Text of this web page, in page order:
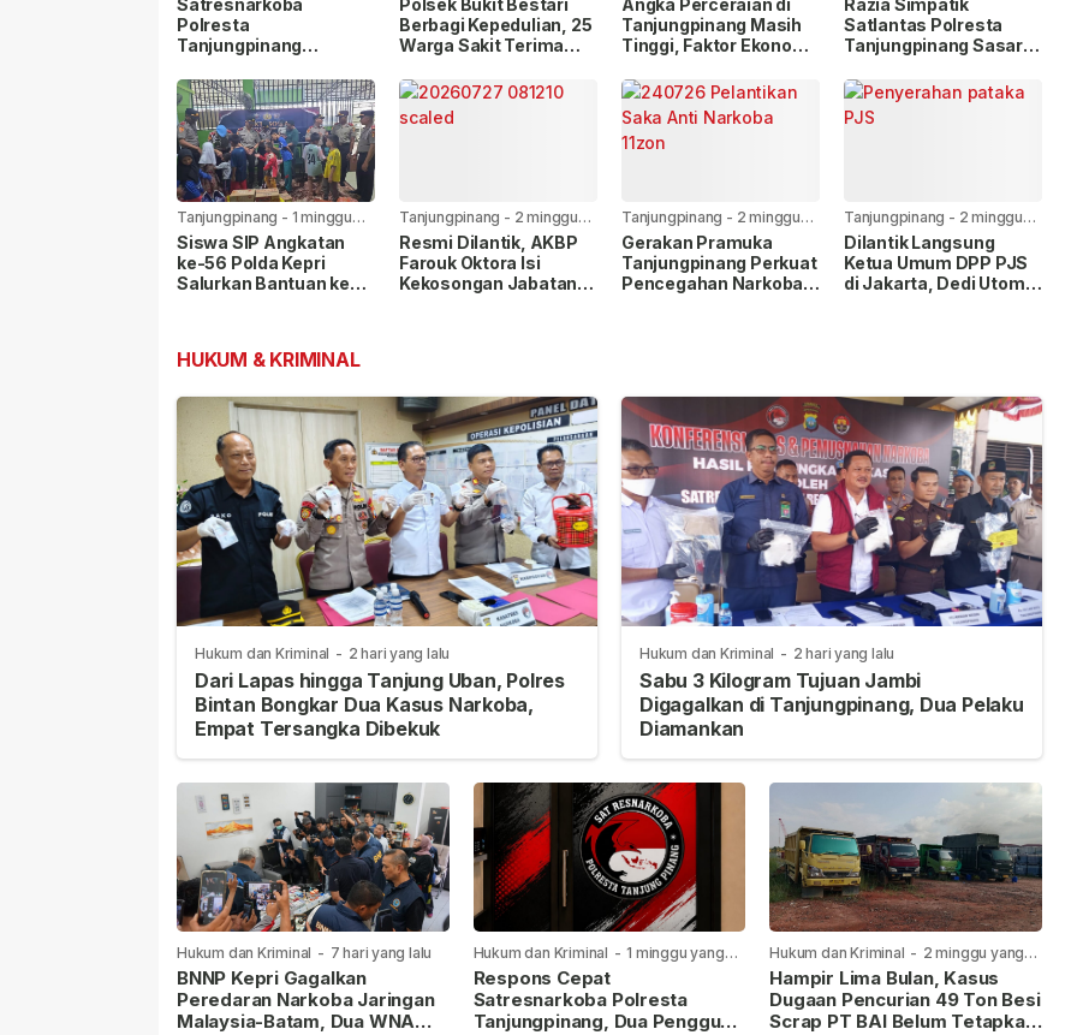
Satresnarkoba
Polresta
Tanjungpinang
Ekspedisi Cegah
Peredaran Narkoba
Lewat Paket Kiriman
Polsek Bukit Bestari
Berbagi Kepedulian, 25
Warga Sakit Terima
81 RI
Angka Perceraian di
Tanjungpinang Masih
Tinggi, Faktor Ekonomi
Razia Simpatik
Satlantas Polresta
Tanjungpinang Sasar
dan Nopol Bodong
Tanjungpinang - 1 minggu
yang lalu
Siswa SIP Angkatan
ke-56 Polda Kepri
Salurkan Bantuan ke
Tanjungpinang - 2 minggu
yang lalu
Resmi Dilantik, AKBP
Farouk Oktora Isi
Kekosongan Jabatan
Tanjungpinang - 2 minggu
yang lalu
Gerakan Pramuka
Tanjungpinang Perkuat
Pencegahan Narkoba
Tanjungpinang - 2 minggu
yang lalu
Dilantik Langsung
Ketua Umum DPP PJS
di Jakarta, Dedi Utomo
HUKUM & KRIMINAL
Hukum dan Kriminal - 2 hari yang lalu
Dari Lapas hingga Tanjung Uban, Polres
Bintan Bongkar Dua Kasus Narkoba,
Empat Tersangka Dibekuk
Hukum dan Kriminal - 2 hari yang lalu
Sabu 3 Kilogram Tujuan Jambi
Digagalkan di Tanjungpinang, Dua Pelaku
Diamankan
Hukum dan Kriminal - 7 hari yang lalu
BNNP Kepri Gagalkan
Peredaran Narkoba Jaringan
Malaysia-Batam, Dua WNA
Hukum dan Kriminal - 1 minggu yang
lalu
Respons Cepat
Satresnarkoba Polresta
Tanjungpinang, Dua Pengguna
Hukum dan Kriminal - 2 minggu yang
lalu
Hampir Lima Bulan, Kasus
Dugaan Pencurian 49 Ton Besi
Scrap PT BAI Belum Tetapkan